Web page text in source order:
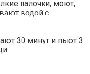
палочки, моют,
водой с
30 минут и пьют 3